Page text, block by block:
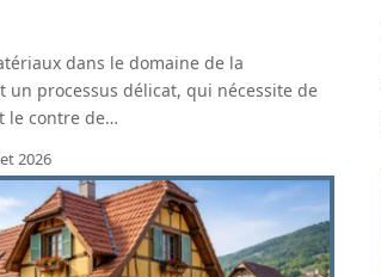
dans le domaine de la
un processus délicat, qui nécessite de
le contre de…
2026